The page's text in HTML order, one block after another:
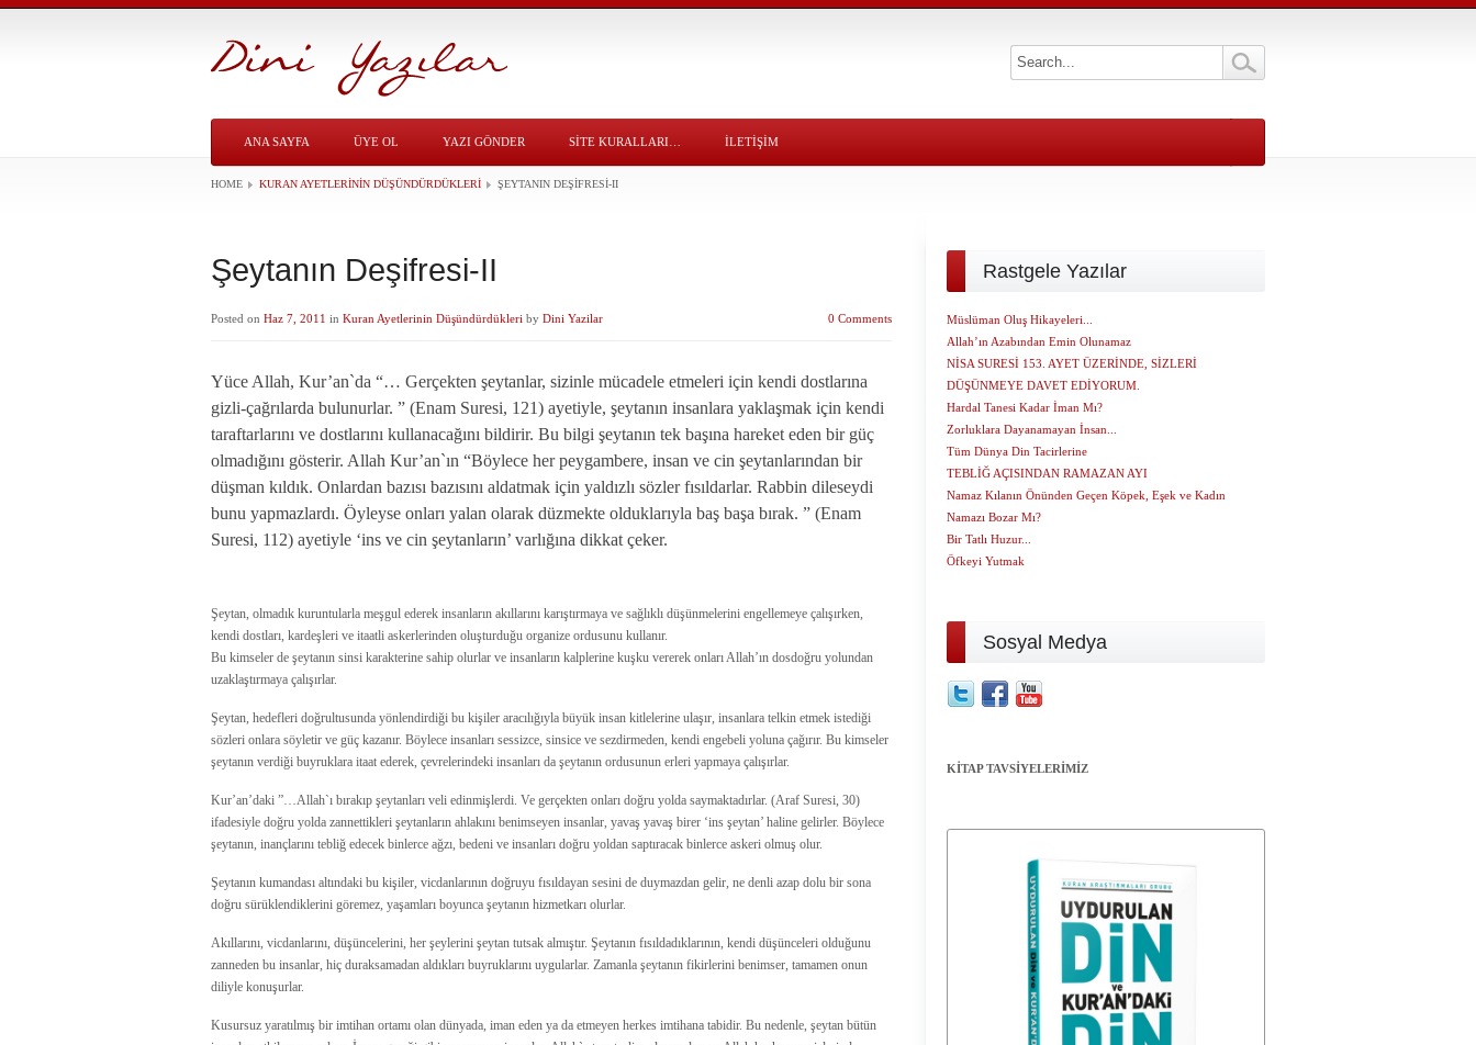
ANA SAYFA ÜYE OL YAZI GÖNDER SITE KURALLARI… İLETİŞİM
HOME KURAN AYETLERININ DÜŞÜNDÜRDÜKLERI ŞEYTANIN DEŞIFRESI-II
Şeytanın Deşifresi-II
Posted on Haz 7, 2011 in Kuran Ayetlerinin Düşündürdükleri by Dini Yazilar 0 Comments
Yüce Allah, Kur’an`da “… Gerçekten şeytanlar, sizinle mücadele etmeleri için kendi dostlarına
gizli-çağrılarda bulunurlar. ” (Enam Suresi, 121) ayetiyle, şeytanın insanlara yaklaşmak için kendi
taraftarlarını ve dostlarını kullanacağını bildirir. Bu bilgi şeytanın tek başına hareket eden bir güç
olmadığını gösterir. Allah Kur’an`ın “Böylece her peygambere, insan ve cin şeytanlarından bir
düşman kıldık. Onlardan bazısı bazısını aldatmak için yaldızlı sözler fısıldarlar. Rabbin dileseydi
bunu yapmazlardı. Öyleyse onları yalan olarak düzmekte olduklarıyla baş başa bırak. ” (Enam
Suresi, 112) ayetiyle ‘ins ve cin şeytanların’ varlığına dikkat çeker.
Şeytan, olmadık kuruntularla meşgul ederek insanların akıllarını karıştırmaya ve sağlıklı düşünmelerini engellemeye çalışırken,
kendi dostları, kardeşleri ve itaatli askerlerinden oluşturduğu organize ordusunu kullanır.
Bu kimseler de şeytanın sinsi karakterine sahip olurlar ve insanların kalplerine kuşku vererek onları Allah’ın dosdoğru yolundan
uzaklaştırmaya çalışırlar.
Şeytan, hedefleri doğrultusunda yönlendirdiği bu kişiler aracılığıyla büyük insan kitlelerine ulaşır, insanlara telkin etmek istediği
sözleri onlara söyletir ve güç kazanır. Böylece insanları sessizce, sinsice ve sezdirmeden, kendi engebeli yoluna çağırır. Bu kimseler
şeytanın verdiği buyruklara itaat ederek, çevrelerindeki insanları da şeytanın ordusunun erleri yapmaya çalışırlar.
Kur’an’daki ”…Allah`ı bırakıp şeytanları veli edinmişlerdi. Ve gerçekten onları doğru yolda saymaktadırlar. (Araf Suresi, 30)
ifadesiyle doğru yolda zannettikleri şeytanların ahlakını benimseyen insanlar, yavaş yavaş birer ‘ins şeytan’ haline gelirler. Böylece
şeytanın, inançlarını tebliğ edecek binlerce ağzı, bedeni ve insanları doğru yoldan saptıracak binlerce askeri olmuş olur.
Şeytanın kumandası altındaki bu kişiler, vicdanlarının doğruyu fısıldayan sesini de duymazdan gelir, ne denli azap dolu bir sona
doğru sürüklendiklerini göremez, yaşamları boyunca şeytanın hizmetkarı olurlar.
Akıllarını, vicdanlarını, düşüncelerini, her şeylerini şeytan tutsak almıştır. Şeytanın fısıldadıklarının, kendi düşünceleri olduğunu
zanneden bu insanlar, hiç duraksamadan aldıkları buyruklarını uygularlar. Zamanla şeytanın fikirlerini benimser, tamamen onun
diliyle konuşurlar.
Kusursuz yaratılmış bir imtihan ortamı olan dünyada, iman eden ya da etmeyen herkes imtihana tabidir. Bu nedenle, şeytan bütün
Rastgele Yazılar
Müslüman Oluş Hikayeleri...
Allah’ın Azabından Emin Olunamaz
NİSA SURESİ 153. AYET ÜZERİNDE, SİZLERİ
DÜŞÜNMEYE DAVET EDİYORUM.
Hardal Tanesi Kadar İman Mı?
Zorluklara Dayanamayan İnsan...
Tüm Dünya Din Tacirlerine
TEBLİĞ AÇISINDAN RAMAZAN AYI
Namaz Kılanın Önünden Geçen Köpek, Eşek ve Kadın
Namazı Bozar Mı?
Bir Tatlı Huzur...
Öfkeyi Yutmak
Sosyal Medya
KİTAP TAVSİYELERİMİZ